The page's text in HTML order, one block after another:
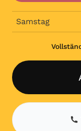
Samstag